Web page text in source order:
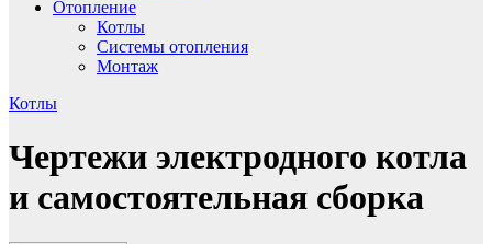
Отопление
Котлы
Системы отопления
Монтаж
Котлы
Чертежи электродного котла
и самостоятельная сборка